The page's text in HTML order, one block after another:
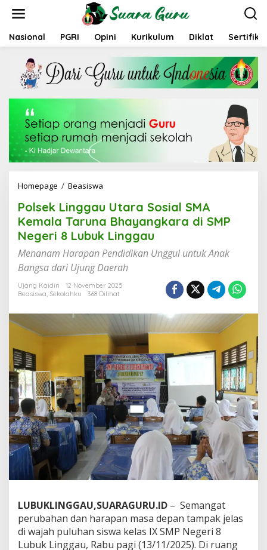
t
Nasional PGRI Opini Kurikulum Diklat
Homepage / Beasiswa
l
s
e
k
L
n
g
g
u
t
r
a
S
o
s
a
l
S
M
A
K
a
l
a
T
Polsek Linggau Utara Sosial SMA
Kemala Taruna Bhayangkara di SMP
Negeri 8 Lubuk Linggau
Menanam Harapan Pendidikan Unggul untuk Anak
Bangsa dari Ujung Daerah
Ujang Kaidin
12 November 2025
Beasiswa, Sekolahku 368 Dilihat
LUBUKLINGGAU,SUARAGURU.ID – Semangat
perubahan dan harapan masa depan tampak jelas
di wajah puluhan siswa kelas IX SMP Negeri 8
Lubuk Linggau, Rabu pagi (13/11/2025). Di ruang